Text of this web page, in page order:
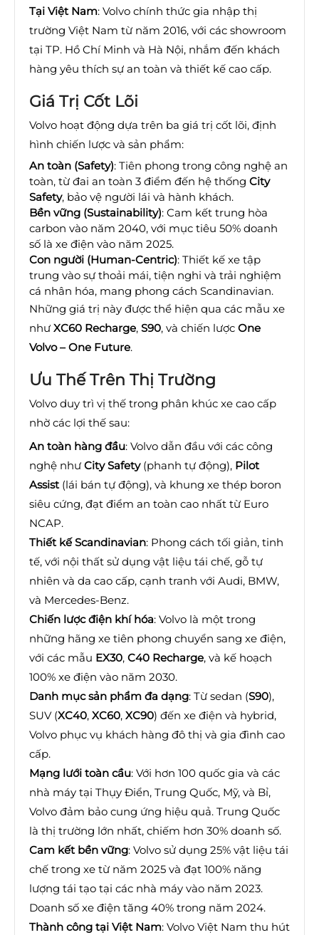
Tại Việt Nam: Volvo chính thức gia nhập thị
trường Việt Nam từ năm 2016, với các showroom
tại TP. Hồ Chí Minh và Hà Nội, nhắm đến khách
hàng yêu thích sự an toàn và thiết kế cao cấp.
Giá Trị Cốt Lõi
Volvo hoạt động dựa trên ba giá trị cốt lõi, định
hình chiến lược và sản phẩm:
An toàn (Safety): Tiên phong trong công nghệ an
toàn, từ đai an toàn 3 điểm đến hệ thống City
Safety, bảo vệ người lái và hành khách.
Bền vững (Sustainability): Cam kết trung hòa
carbon vào năm 2040, với mục tiêu 50% doanh
số là xe điện vào năm 2025.
Con người (Human-Centric): Thiết kế xe tập
trung vào sự thoải mái, tiện nghi và trải nghiệm
cá nhân hóa, mang phong cách Scandinavian.
Những giá trị này được thể hiện qua các mẫu xe
như XC60 Recharge, S90, và chiến lược One
Volvo – One Future.
Ưu Thế Trên Thị Trường
Volvo duy trì vị thế trong phân khúc xe cao cấp
nhờ các lợi thế sau:
An toàn hàng đầu: Volvo dẫn đầu với các công
nghệ như City Safety(phanh tự động), Pilot
Assist(lái bán tự động), và khung xe thép boron
siêu cứng, đạt điểm an toàn cao nhất từ Euro
NCAP.
Thiết kế Scandinavian: Phong cách tối giản, tinh
tế, với nội thất sử dụng vật liệu tái chế, gỗ tự
nhiên và da cao cấp, cạnh tranh với Audi, BMW,
và Mercedes-Benz.
Chiến lược điện khí hóa: Volvo là một trong
những hãng xe tiên phong chuyển sang xe điện,
với các mẫu EX30, C40 Recharge, và kế hoạch
100% xe điện vào năm 2030.
Danh mục sản phẩm đa dạng: Từ sedan (S90),
SUV (XC40, XC60, XC90) đến xe điện và hybrid,
Volvo phục vụ khách hàng đô thị và gia đình cao
cấp.
Mạng lưới toàn cầu: Với hơn 100 quốc gia và các
nhà máy tại Thụy Điển, Trung Quốc, Mỹ, và Bỉ,
Volvo đảm bảo cung ứng hiệu quả. Trung Quốc
là thị trường lớn nhất, chiếm hơn 30% doanh số.
Cam kết bền vững: Volvo sử dụng 25% vật liệu tái
chế trong xe từ năm 2025 và đạt 100% năng
lượng tái tạo tại các nhà máy vào năm 2023.
Doanh số xe điện tăng 40% trong năm 2024.
Thành công tại Việt Nam: Volvo Việt Nam thu hút